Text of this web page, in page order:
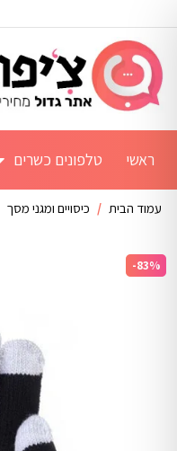
ראשי טלפונים כשרים
עמוד הבית / כיסויים ומגני מסך
-83%